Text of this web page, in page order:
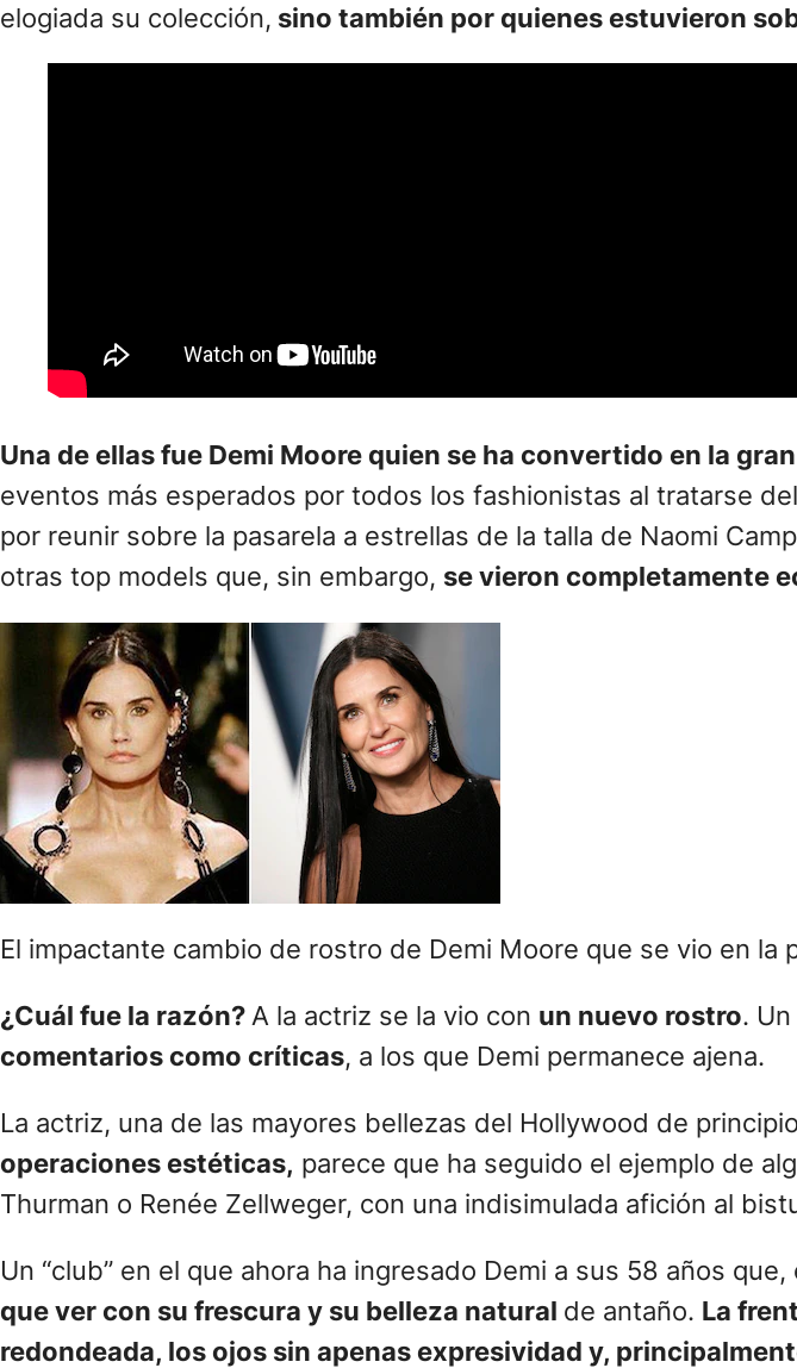
elogiada su colección, sino también por quienes estuvieron
Una de ellas fue Demi Moore quien se ha convertido en la
eventos más esperados por todos los fashionistas al tratarse
por reunir sobre la pasarela a estrellas de la talla de Naomi
otras top models que, sin embargo, se vieron completamente
El impactante cambio de rostro de Demi Moore que se vio en la
¿Cuál fue la razón? A la actriz se la vio con un nuevo rostro.
comentarios como críticas, a los que Demi permanece ajena.
La actriz, una de las mayores bellezas del Hollywood de
operaciones estéticas, parece que ha seguido el ejemplo de
Thurman o Renée Zellweger, con una indisimulada afición al
Un “club” en el que ahora ha ingresado Demi a sus 58 años
que ver con su frescura y su belleza natural de antaño. La
redondeada, los ojos sin apenas expresividad y,